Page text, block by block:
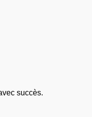
succès.